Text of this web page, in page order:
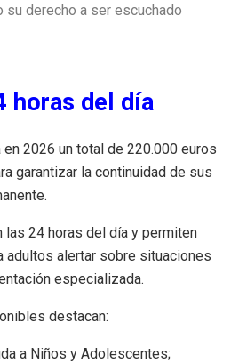
su derecho a ser escuchado
horas del día
2026 un total de 220.000 euros
garantizar la continuidad de sus
24 horas del día y permiten
adultos alertar sobre situaciones
especializada.
destacan:
a Niños y Adolescentes;